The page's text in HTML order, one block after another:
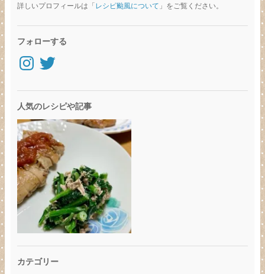
詳しいプロフィールは「レシピ颱風について 」をご覧ください。
フォローする
Instagram
Twitter
人気のレシピや記事
カテゴリー